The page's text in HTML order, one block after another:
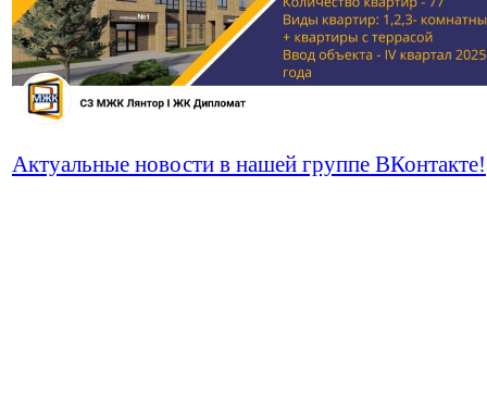
Актуальные новости в нашей группе ВКонтакте!